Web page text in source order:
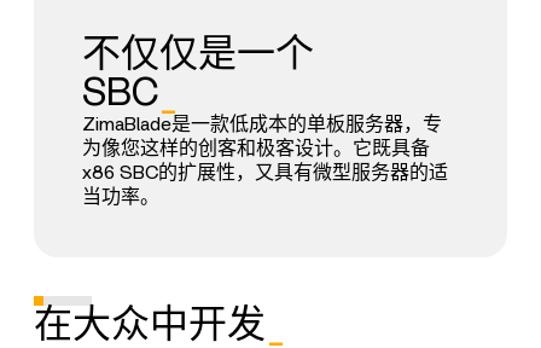
不仅仅是一个
SBC
ZimaBlade是一款低成本的单板服务器，专
为像您这样的创客和极客设计。它既具备
x86 SBC的扩展性，又具有微型服务器的适
当功率。
在大众中开发